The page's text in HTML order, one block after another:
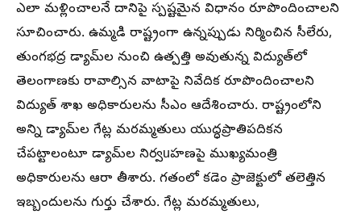
ఎలా మళ్లించాలనే దానిపై స్పష్టమైన విధానం రూపొందించాలని
సూచించారు. ఉమ్మడి రాష్ట్రంగా ఉన్నప్పుడు నిర్మించిన సీలేరు,
తుంగభద్ర డ్యామ్‌ల నుంచి ఉత్పత్తి అవుతున్న విద్యుత్‌లో
తెలంగాణకు రావాల్సిన వాటాపై నివేదిక రూపొందించాలని
విద్యుత్ శాఖ అధికారులను సీఎం ఆదేశించారు. రాష్ట్రంలోని
అన్ని డ్యామ్‌ల గేట్ల మరమ్మతులు యుద్ధప్రాతిపదికన
చేపట్టాలంటూ డ్యామ్‌ల నిర్వuహణపై ముఖ్యమంత్రి
అధికారులను ఆరా తీశారు. గతంలో కడెం ప్రాజెక్టులో తలెత్తిన
ఇబ్బందులను గుర్తు చేశారు. గేట్ల మరమ్మతులు,